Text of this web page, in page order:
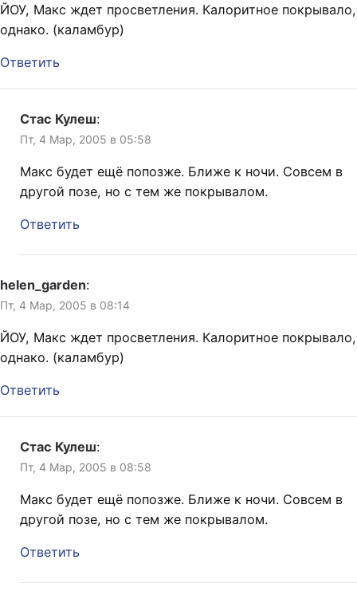
ЙОУ, Макс ждет просветления. Калоритное покрывало,
однако. (каламбур)
Ответить
Стас Кулеш:
Пт, 4 Мар, 2005 в 05:58
Макс будет ещё попозже. Ближе к ночи. Совсем в
другой позе, но с тем же покрывалом.
Ответить
helen_garden:
Пт, 4 Мар, 2005 в 08:14
ЙОУ, Макс ждет просветления. Калоритное покрывало,
однако. (каламбур)
Ответить
Стас Кулеш:
Пт, 4 Мар, 2005 в 08:58
Макс будет ещё попозже. Ближе к ночи. Совсем в
другой позе, но с тем же покрывалом.
Ответить